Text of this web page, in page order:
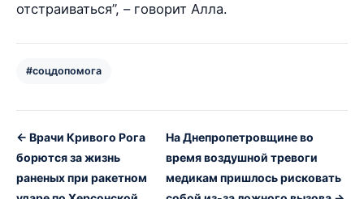
отстраиваться”, – говорит Алла.
#соцдопомога
← Врачи Кривого Рога
борются за жизнь
раненых при ракетном
На Днепропетровщине во
время воздушной тревоги
медикам пришлось рисковать